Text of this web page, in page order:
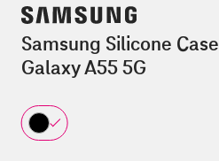
Samsung Silicone Case
Galaxy A55 5G